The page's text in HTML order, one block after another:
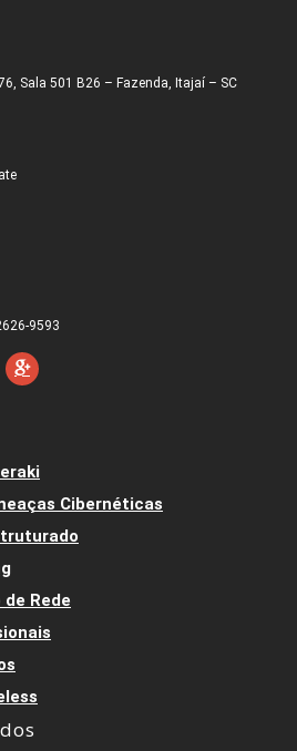
Sala 501 B26 – Fazenda, Itajaí – SC
9593
Cibernéticas
Rede